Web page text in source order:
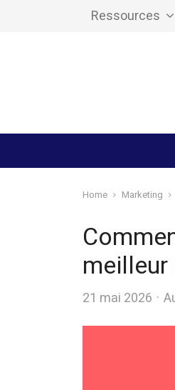
Ressources
Home Marketing
21 mai 2026